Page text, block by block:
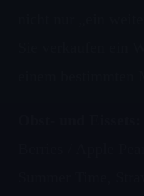
nicht nur „ein
Sie verkaufen ein
einem
Berries / Apple
Summer Time,